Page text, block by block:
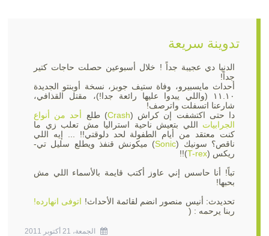
تدوينة سريعة
الدنيا دي عجيبة جداً ! خلال أسبوعين حصلت حاجات كتير
جداً!
أحداث مايسبيرو، وفاة ستيف جوبز، نسخة أوبنتو الجديدة
١١.١٠ (واللي يبدوا عليها رائعة جدا!)، مقتل القذافي،
شارعنا اتسفلت واترصف!
دا حتى اكتشفت إن كراش (Crash) طلع أحد من أنواع
الجرابيات اللي بتعيش ناحية استراليا مش تعلب زي ما
كنت معتقد من أيام الطفولة لحد دلوقتي!! ... إيه اللي
ناقص؟ سونيك (Sonic) ميكونش قنفذ ويطلع سليل تي-
ريكس (T-rex
)!!
تباً! أنا حاسس إني عاوز أكتب قايمة بالأسماء اللي مش
بحبها!
تحديدث: أنيس منصور انضم لقائمة الأحداث! اتوفى انهارده!
ربنا يرحمه : (
الجمعة، 21 أكتوبر 2011